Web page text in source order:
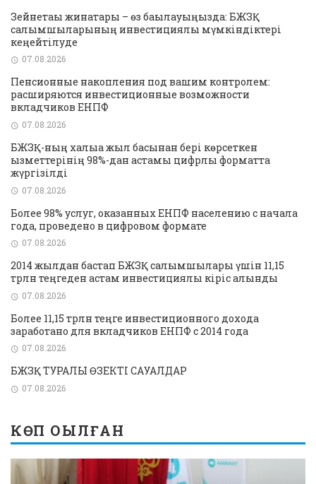
Зейнетақы жинақтары – өз бақылауыңызда: БЖЗҚ
салымшыларының инвестициялық мүмкіндіктері
кеңейтілуде
07.08.2026
Пенсионные накопления под вашим контролем:
расширяются инвестиционные возможности
вкладчиков ЕНПФ
07.08.2026
БЖЗҚ-ның халыққа жыл басынан бері көрсеткен
қызметтерінің 98%-дан астамы цифрлық форматта
жүргізілді
07.08.2026
Более 98% услуг, оказанных ЕНПФ населению с начала
года, проведено в цифровом формате
07.08.2026
2014 жылдан бастап БЖЗҚ салымшылары үшін 11,15
трлн теңгеден астам инвестициялық кіріс алынды
07.08.2026
Более 11,15 трлн теңге инвестиционного дохода
заработано для вкладчиков ЕНПФ с 2014 года
07.08.2026
БЖЗҚ ТУРАЛЫ ӨЗЕКТІ САУАЛДАР
07.08.2026
КӨП ОҚЫЛҒАН